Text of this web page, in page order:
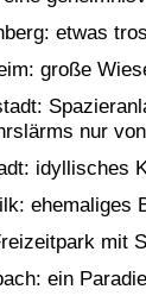
etwas
große
nur
idyllisches
ehemaliges
mit
ein